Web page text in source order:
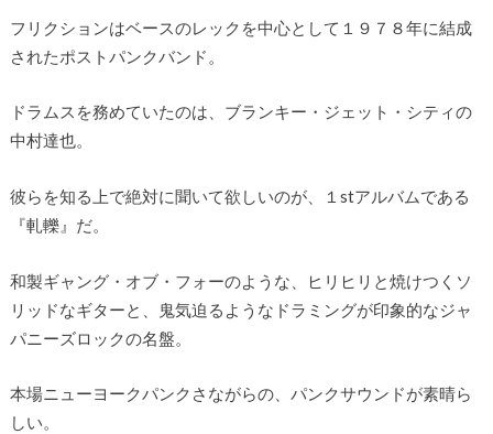
フリクションはベースのレックを中心として１９７８年に結成
されたポストパンクバンド。
ドラムスを務めていたのは、ブランキー・ジェット・シティの
中村達也。
彼らを知る上で絶対に聞いて欲しいのが、１stアルバムである
『軋轢』だ。
和製ギャング・オブ・フォーのような、ヒリヒリと焼けつくソ
リッドなギターと、鬼気迫るようなドラミングが印象的なジャ
パニーズロックの名盤。
本場ニューヨークパンクさながらの、パンクサウンドが素晴ら
しい。